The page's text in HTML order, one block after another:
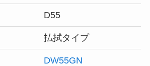
D55
払拭タイプ
DW55GN